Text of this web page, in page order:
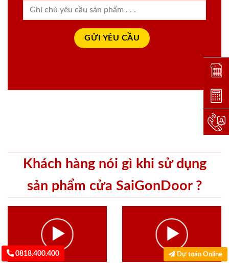
Khách hàng nói gì khi sử dụng
sản phẩm cửa SaiGonDoor ?
0818.400.400 Dự toán Online
Đặt
Dự